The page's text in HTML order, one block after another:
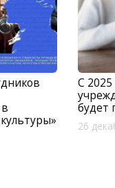
С
будет
26